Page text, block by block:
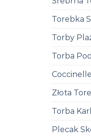
Torebka
Torby
Torba
Złota
Torba
Plecak